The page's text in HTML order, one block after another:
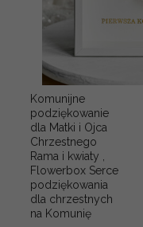
Komunijne
podziękowanie
dla Matki i Ojca
Chrzestnego
Rama i kwiaty ,
Flowerbox Serce
podziękowania
dla chrzestnych
na Komunię